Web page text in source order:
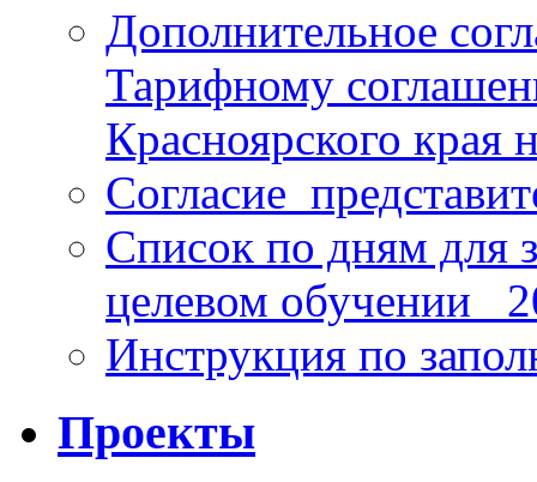
Дополнительное
Тарифному
Красноярского края
Список по дням для
целевом обучении_
Инструкция по
Проекты